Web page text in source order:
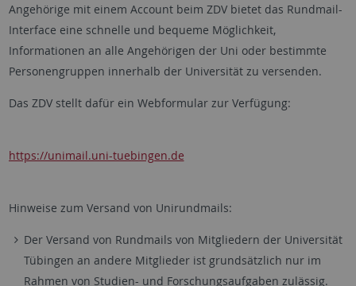
Angehörige mit einem Account beim ZDV bietet das Rundmail-
Interface eine schnelle und bequeme Möglichkeit,
Informationen an alle Angehörigen der Uni oder bestimmte
Personengruppen innerhalb der Universität zu versenden.
Das ZDV stellt dafür ein Webformular zur Verfügung:
https://unimail.uni-tuebingen.de
Hinweise zum Versand von Unirundmails:
Der Versand von Rundmails von Mitgliedern der Universität
Tübingen an andere Mitglieder ist grundsätzlich nur im
Rahmen von Studien- und Forschungsaufgaben zulässig.